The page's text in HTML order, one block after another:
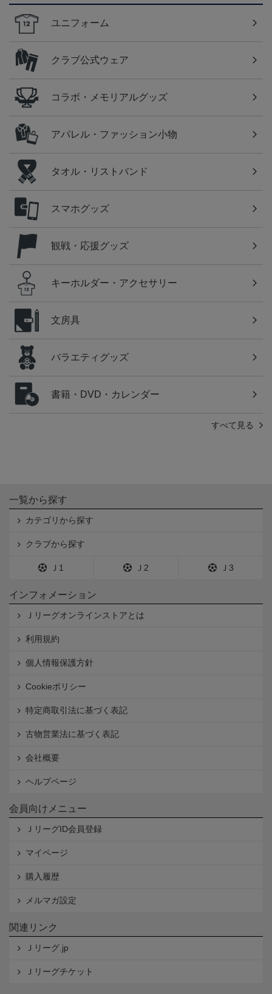
ユニフォーム
クラブ公式ウェア
コラボ・メモリアルグッズ
アパレル・ファッション小物
タオル・リストバンド
スマホグッズ
観戦・応援グッズ
キーホルダー・アクセサリー
文房具
バラエティグッズ
書籍・DVD・カレンダー
すべて見る
一覧から探す
カテゴリから探す
クラブから探す
Ｊ1 Ｊ2 Ｊ3
インフォメーション
Ｊリーグオンラインストアとは
利用規約
個人情報保護方針
Cookieポリシー
特定商取引法に基づく表記
古物営業法に基づく表記
会社概要
ヘルプページ
会員向けメニュー
ＪリーグID会員登録
マイページ
購入履歴
メルマガ設定
関連リンク
Ｊリーグ.jp
Ｊリーグチケット